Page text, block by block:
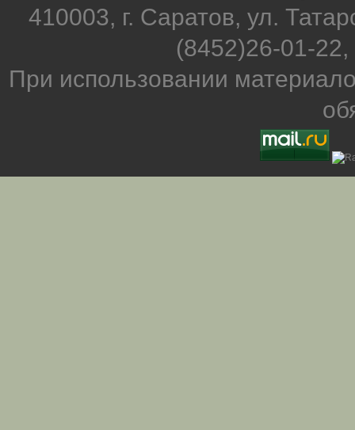
410003, г. Саратов, ул.
(8452)26-01-
При использовании